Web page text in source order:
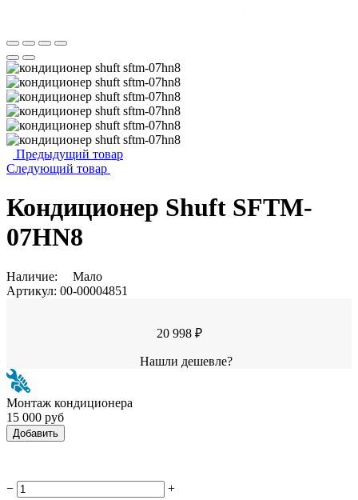
Предыдущий товар
Следующий товар
Кондиционер Shuft SFTM-
07HN8
Наличие:
Мало
Артикул: 00-00004851
20 998 ₽
Нашли дешевле?
Монтаж кондиционера
15 000 руб
Добавить
− +